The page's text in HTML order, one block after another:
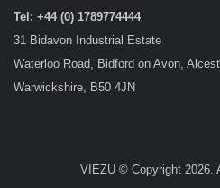
Tel: +44 (0) 1789774444
31 Bidavon Industrial Estate
Waterloo Road, Bidford on Avon,
Warwickshire, B50 4JN
VIEZU © Copyright 2026.